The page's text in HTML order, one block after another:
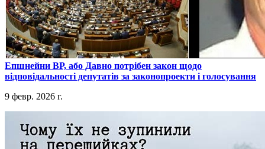
​Епшнейни ВР, або Давно потрібен закон щодо
відповідальності депутатів за законопроекти і голосування
9 февр. 2026 г.